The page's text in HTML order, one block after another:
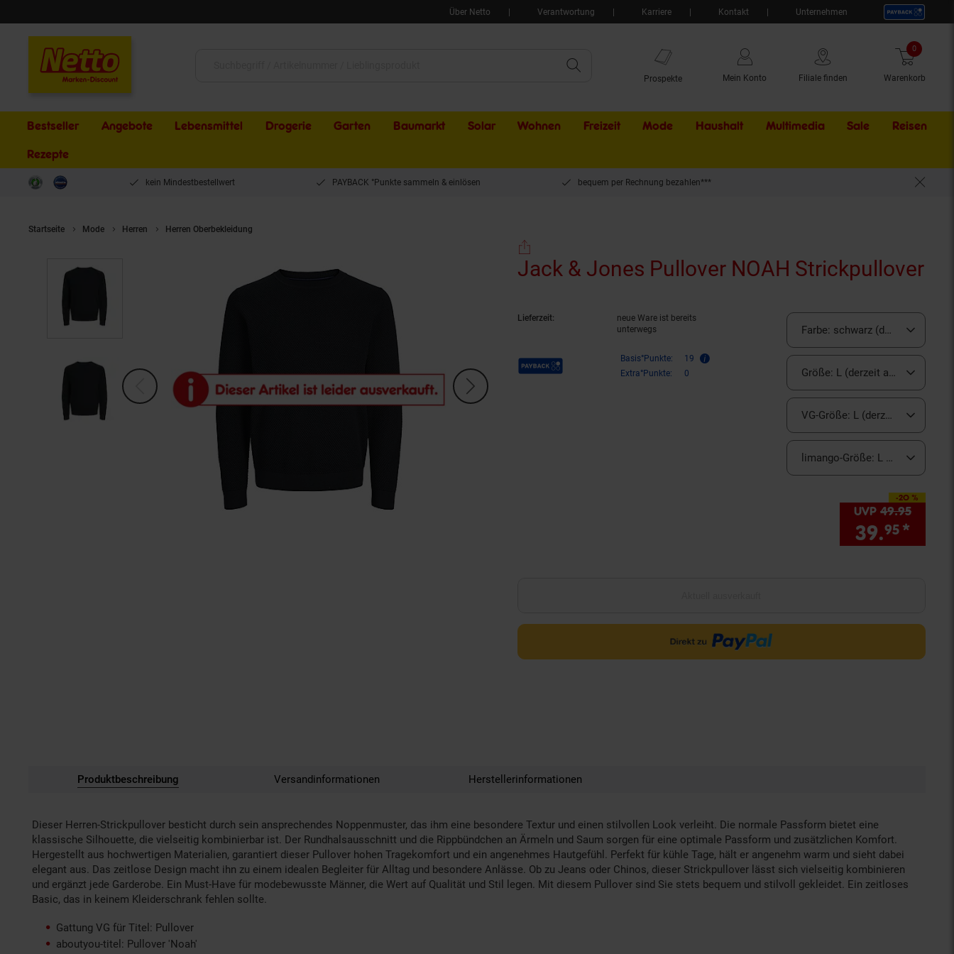
Über Netto Verantwortung Karriere Kontakt Unternehmen
Prospekte Mein Konto Filiale finden Warenkorb
0 Artikel
Bestseller Angebote Lebensmittel Drogerie Garten Baumarkt Solar Wohnen Freizeit Mode Haushalt Multimedia Sale Externer
Reisen
Rezepte
kein Mindestbestellwert PAYBACK °Punkte sammeln & einlösen bequem per Rechnung bezahlen***
Startseite Mode Herren Herren Oberbekleidung
Jack & Jones Pullover NOAH Strickpullover
Lieferzeit:
neue Ware ist bereits
unterwegs
Payback Punkte Basis°Punkte:
19
Extra°Punkte:
0
Farbe: schwarz (derzeit
Größe: L (derzeit ausverkauft)
VG-Größe: L (derzeit
limango-Größe: L (derzeit
-20 %
Sie Sparen 20 Prozent,
UVP 49.95
39.95 *
Produktbeschreibung Versandinformationen Herstellerinformationen
Dieser Herren-Strickpullover besticht durch sein ansprechendes Noppenmuster, das ihm eine besondere Textur und einen stilvollen Look verleiht. Die normale Passform bietet eine
klassische Silhouette, die vielseitig kombinierbar ist. Der Rundhalsausschnitt und die Rippbündchen an Ärmeln und Saum sorgen für eine optimale Passform und zusätzlichen Komfort.
Hergestellt aus hochwertigen Materialien, garantiert dieser Pullover hohen Tragekomfort und ein angenehmes Hautgefühl. Perfekt für kühle Tage, hält er angenehm warm und sieht dabei
elegant aus. Das zeitlose Design macht ihn zu einem idealen Begleiter für Alltag und besondere Anlässe. Ob zu Jeans oder Chinos, dieser Strickpullover lässt sich vielseitig kombinieren
und ergänzt jede Garderobe. Ein Must-Have für modebewusste Männer, die Wert auf Qualität und Stil legen. Mit diesem Pullover sind Sie stets bequem und stilvoll gekleidet. Ein zeitloses
Basic, das in keinem Kleiderschrank fehlen sollte.
Gattung VG für Titel: Pullover
aboutyou-titel: Pullover 'Noah'